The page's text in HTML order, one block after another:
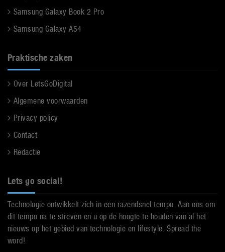
Samsung Galaxy Book 2 Pro
Samsung Galaxy A54
Praktische zaken
Over LetsGoDigital
Algemene voorwaarden
Privacy policy
Contact
Redactie
Lets go social!
Technologie ontwikkelt zich in een razendsnel tempo. Aan ons om
dit tempo na te streven en u op de hoogte te houden van al het
nieuws op het gebied van technologie en lifestyle. Spread the
word!